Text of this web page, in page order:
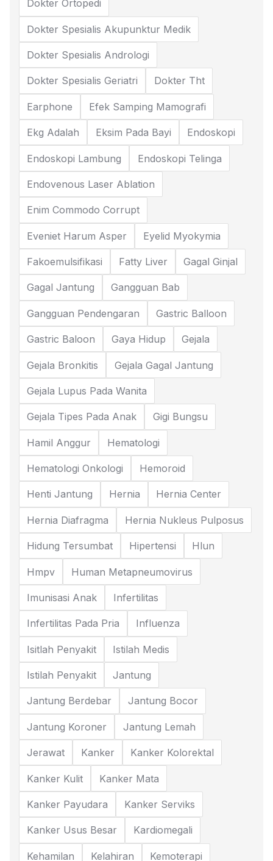
Dokter Ortopedi
Dokter Spesialis Akupunktur Medik
Dokter Spesialis Andrologi
Dokter Spesialis Geriatri Dokter Tht
Earphone Efek Samping Mamografi
Ekg Adalah Eksim Pada Bayi Endoskopi
Endoskopi Lambung Endoskopi Telinga
Endovenous Laser Ablation
Enim Commodo Corrupt
Eveniet Harum Asper Eyelid Myokymia
Fakoemulsifikasi Fatty Liver Gagal Ginjal
Gagal Jantung Gangguan Bab
Gangguan Pendengaran Gastric Balloon
Gastric Baloon Gaya Hidup Gejala
Gejala Bronkitis Gejala Gagal Jantung
Gejala Lupus Pada Wanita
Gejala Tipes Pada Anak Gigi Bungsu
Hamil Anggur Hematologi
Hematologi Onkologi Hemoroid
Henti Jantung Hernia Hernia Center
Hernia Diafragma Hernia Nukleus Pulposus
Hidung Tersumbat Hipertensi Hlun
Hmpv Human Metapneumovirus
Imunisasi Anak Infertilitas
Infertilitas Pada Pria Influenza
Isitlah Penyakit Istilah Medis
Istilah Penyakit Jantung
Jantung Berdebar Jantung Bocor
Jantung Koroner Jantung Lemah
Jerawat Kanker Kanker Kolorektal
Kanker Kulit Kanker Mata
Kanker Payudara Kanker Serviks
Kanker Usus Besar Kardiomegali
Kehamilan Kelahiran Kemoterapi